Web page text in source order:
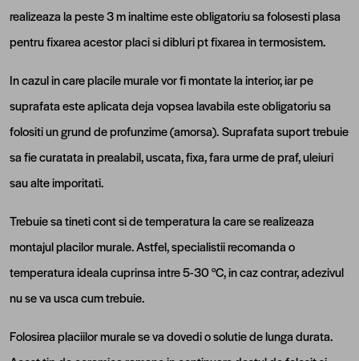
realizeaza la peste 3 m inaltime este obligatoriu sa folosesti plasa
pentru fixarea acestor placi si dibluri pt fixarea in termosistem.
In cazul in care placile murale vor fi montate la interior, iar pe
suprafata este aplicata deja vopsea lavabila este obligatoriu sa
folositi un grund de profunzime (amorsa). Suprafata suport trebuie
sa fie curatata in prealabil, uscata, fixa, fara urme de praf, uleiuri
sau alte imporitati.
Trebuie sa tineti cont si de temperatura la care se realizeaza
montajul placilor murale. Astfel, specialistii recomanda o
temperatura ideala cuprinsa intre 5-30 °C, in caz contrar, adezivul
nu se va usca cum trebuie.
Folosirea placiilor murale se va dovedi o solutie de lunga durata.